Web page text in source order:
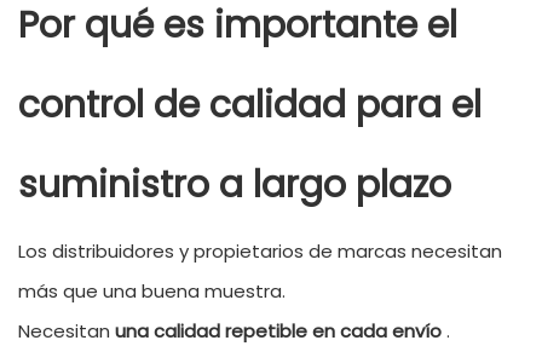
Por qué es importante el
control de calidad para el
suministro a largo plazo
Los distribuidores y propietarios de marcas necesitan
más que una buena muestra.
Necesitan una calidad repetible en cada envío.